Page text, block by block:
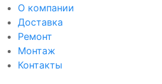
О компании
Доставка
Ремонт
Монтаж
Контакты